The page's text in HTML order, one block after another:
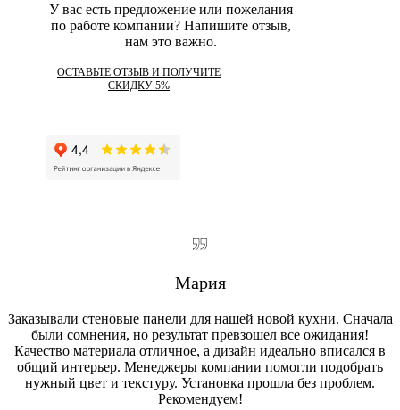
У вас есть предложение или пожелания
по работе компании? Напишите отзыв,
нам это важно.
ОСТАВЬТЕ ОТЗЫВ И ПОЛУЧИТЕ
СКИДКУ 5%
Мария
Заказывали стеновые панели для нашей новой кухни. Сначала
были сомнения, но результат превзошел все ожидания!
Качество материала отличное, а дизайн идеально вписался в
общий интерьер. Менеджеры компании помогли подобрать
нужный цвет и текстуру. Установка прошла без проблем.
Рекомендуем!